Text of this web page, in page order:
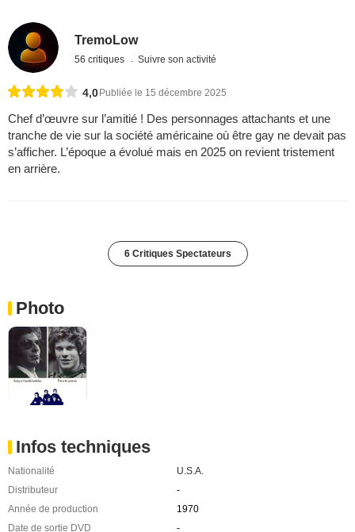
TremoLow
56 critiques Suivre son activité
4,0Publiée le 15 décembre 2025
Chef d’œuvre sur l’amitié ! Des personnages attachants et une
tranche de vie sur la société américaine où être gay ne devait pas
s’afficher. L’époque a évolué mais en 2025 on revient tristement
en arrière.
6 Critiques Spectateurs
Photo
Infos techniques
Nationalité
U.S.A.
Distributeur
-
Année de production
1970
Date de sortie DVD
-